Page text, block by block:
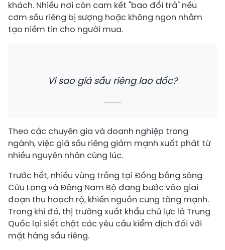
khách. Nhiều nơi còn cam kết "bao đổi trả" nếu
cơm sầu riêng bị sượng hoặc không ngon nhằm
tạo niềm tin cho người mua.
Vì sao giá sầu riêng lao dốc?
Theo các chuyên gia và doanh nghiệp trong
ngành, việc giá sầu riêng giảm mạnh xuất phát từ
nhiều nguyên nhân cùng lúc.
Trước hết, nhiều vùng trồng tại Đồng bằng sông
Cửu Long và Đông Nam Bộ đang bước vào giai
đoạn thu hoạch rộ, khiến nguồn cung tăng mạnh.
Trong khi đó, thị trường xuất khẩu chủ lực là Trung
Quốc lại siết chặt các yêu cầu kiểm dịch đối với
mặt hàng sầu riêng.